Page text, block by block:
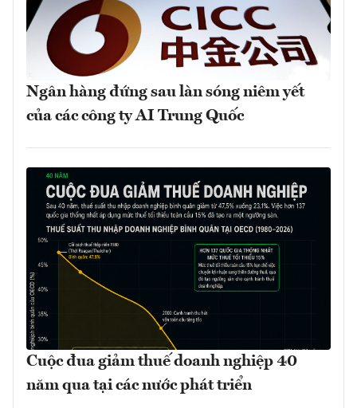
Ngân hàng đứng sau làn sóng niêm yết
của các công ty AI Trung Quốc
Cuộc đua giảm thuế doanh nghiệp 40
năm qua tại các nước phát triển